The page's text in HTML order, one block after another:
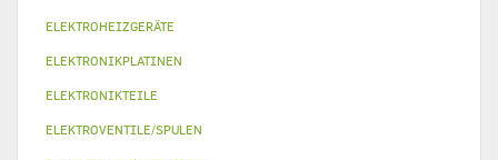
ELEKTROHEIZGERÄTE
ELEKTRONIKPLATINEN
ELEKTRONIKTEILE
ELEKTROVENTILE/SPULEN